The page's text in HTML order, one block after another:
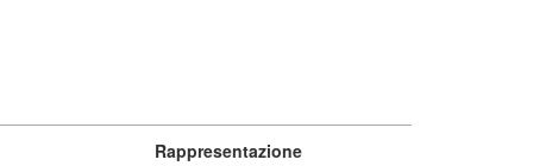
Rappresentazione